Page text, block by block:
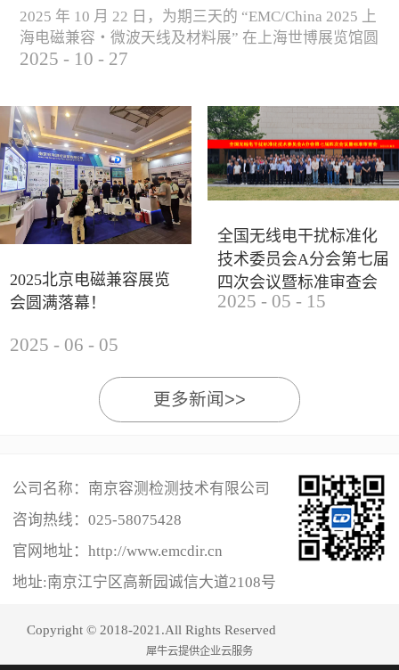
2025 年 10 月 22 日，为期三天的 “EMC/China 2025 上
海电磁兼容・微波天线及材料展” 在上海世博展览馆圆
满落下帷幕。作为电磁兼容领域的行业盛会，本届展
研讨及产品展示等多种形式，深入交流行业见解，踊
跃探索合作空间，为电磁兼容领域的高质量发展汇聚
了新动能。产品展示展会现场，公司展示了...
2025 - 10 - 27
2025北京电磁兼容展览
会圆满落幕！
2025 - 06 - 05
全国无线电干扰标准化
技术委员会A分会第七届
四次会议暨标准审查会
成功举办
2025 - 05 - 15
更多新闻>>
公司名称：南京容测检测技术有限公司
咨询热线： 025-58075428
官网地址：http://www.emcdir.cn
地址:南京江宁区高新园诚信大道2108号
Copyright © 2018-2021.All Rights Reserved
犀牛云提供企业云服务